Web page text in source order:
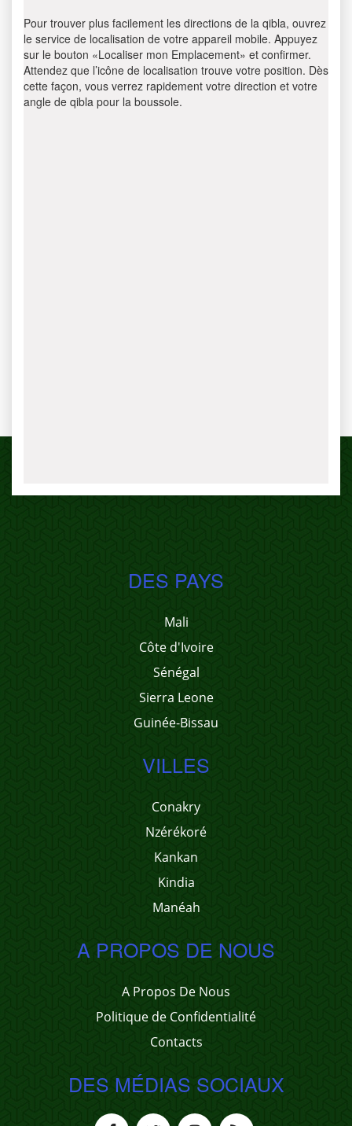
Pour trouver plus facilement les directions de la qibla, ouvrez
le service de localisation de votre appareil mobile. Appuyez
sur le bouton «Localiser mon Emplacement» et confirmer.
Attendez que l’icône de localisation trouve votre position. Dès
cette façon, vous verrez rapidement votre direction et votre
angle de qibla pour la boussole.
DES PAYS
Mali
Côte d'Ivoire
Sénégal
Sierra Leone
Guinée-Bissau
VILLES
Conakry
Nzérékoré
Kankan
Kindia
Manéah
A PROPOS DE NOUS
A Propos De Nous
Politique de Confidentialité
Contacts
DES MÉDIAS SOCIAUX